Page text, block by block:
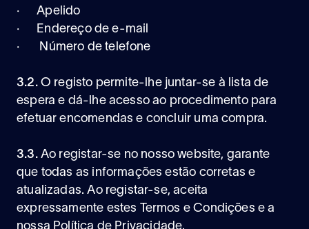
· Apelido
· Endereço de e-mail
· Número de telefone
3.2.O registo permite-lhe juntar-se à lista de
espera e dá-lhe acesso ao procedimento para
efetuar encomendas e concluir uma compra.
3.3.Ao registar-se no nosso website, garante
que todas as informações estão corretas e
atualizadas. Ao registar-se, aceita
expressamente estes Termos e Condições e a
nossa Política de Privacidade.